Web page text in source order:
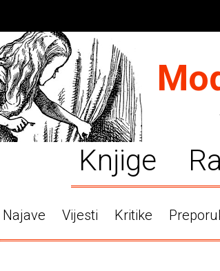
Knjige
Najave Vijesti Kritike